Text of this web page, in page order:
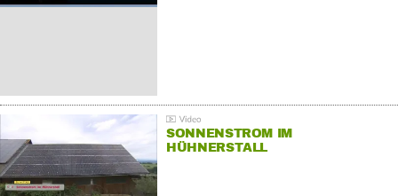
SONNENSTROM IM
HÜHNERSTALL